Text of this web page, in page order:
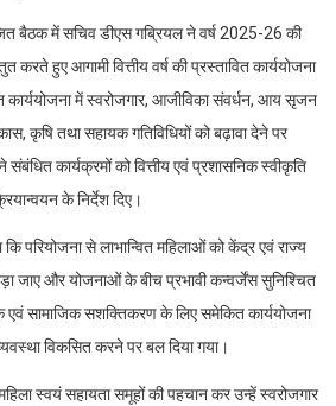
बैठक में सचिव डीएस गब्रियल ने वर्ष 2025-26 की
करते हुए आगामी वित्तीय वर्ष की प्रस्तावित कार्ययोजना
कार्ययोजना में स्वरोजगार, आजीविका संवर्धन, आय सृजन
कृषि तथा सहायक गतिविधियों को बढ़ावा देने पर
संबंधित कार्यक्रमों को वित्तीय एवं प्रशासनिक स्वीकृति
के निर्देश दिए।
परियोजना से लाभान्वित महिलाओं को केंद्र एवं राज्य
जाए और योजनाओं के बीच प्रभावी कन्वर्जेंस सुनिश्चित
एवं सामाजिक सशक्तिकरण के लिए समेकित कार्ययोजना
विकसित करने पर बल दिया गया।
स्वयं सहायता समूहों की पहचान कर उन्हें स्वरोजगार